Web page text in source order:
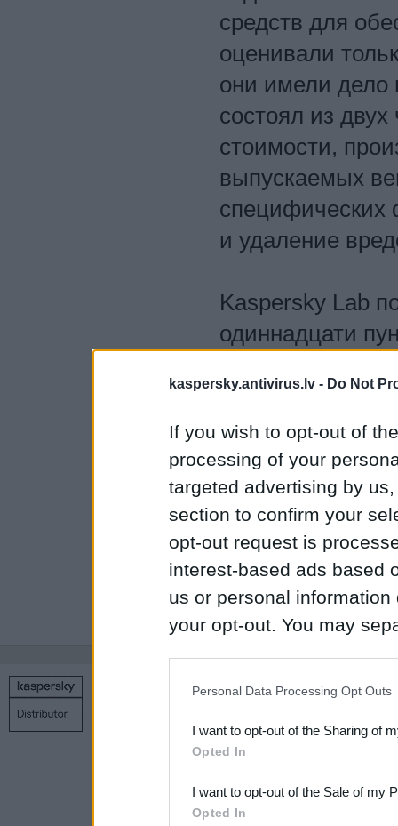
kaspersky.antivirus.lv - Do Not
If you wish to opt-out of
processing of your
targeted advertising by
section to confirm your
opt-out request is
interest-based ads based
us or personal
your opt-out. You may
Downstream Participants
third parties.
Please note that this
Personal Data Processing Opt Outs
I want to opt-out of the Sharing of
Opted In
I want to opt-out of the Sale of my
Opted In
средств для
оценивали
они имели дело
состоял из
стоимости,
выпускаемых
специфических
и удаление
Kaspersky Lab
одиннадцати
поддержки
точность
выявлять
запуска.
Подробнее
Copyright © 1998 – 2026 SIA Datoru drošības tehnoloģijas